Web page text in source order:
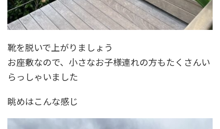
靴を脱いで上がりましょう
お座敷なので、小さなお子様連れの方もたくさんい
らっしゃいました
眺めはこんな感じ